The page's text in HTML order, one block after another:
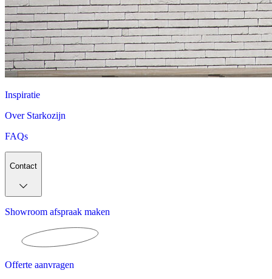
Inspiratie
Over Starkozijn
FAQs
Contact
Showroom afspraak maken
Offerte aanvragen